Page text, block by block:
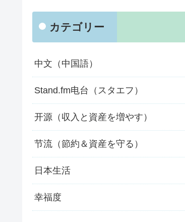
カテゴリー
中文（中国語）
Stand.fm电台（スタエフ）
开源（収入と資産を増やす）
节流（節約＆資産を守る）
日本生活
幸福度